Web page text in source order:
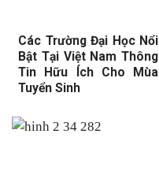
Các Trường Đại Học Nổi
Bật Tại Việt Nam Thông
Tin Hữu Ích Cho Mùa
Tuyển Sinh